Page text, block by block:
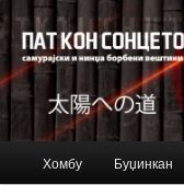
Bujinkan
Just another Bujinkan
Оди
Хомбу Буџинкан